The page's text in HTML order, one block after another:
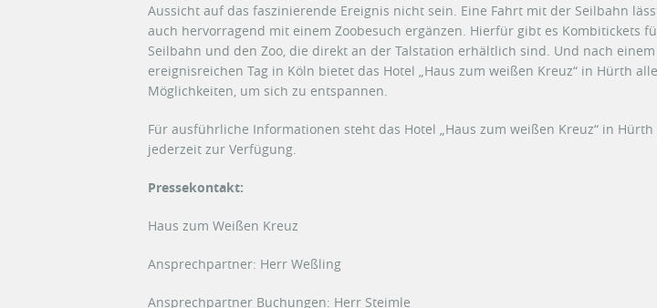
Aussicht auf das faszinierende Ereignis nicht sein. Eine Fahrt mit der Seilbahn
auch hervorragend mit einem Zoobesuch ergänzen. Hierfür gibt es Kombitickets
Seilbahn und den Zoo, die direkt an der Talstation erhältlich sind. Und nach einem
ereignisreichen Tag in Köln bietet das Hotel „Haus zum weißen Kreuz“ in Hürth alle
Möglichkeiten, um sich zu entspannen.
Für ausführliche Informationen steht das Hotel „Haus zum weißen Kreuz“ in Hürth
jederzeit zur Verfügung.
Pressekontakt:
Haus zum Weißen Kreuz
Ansprechpartner: Herr Weßling
Ansprechpartner Buchungen: Herr Steimle